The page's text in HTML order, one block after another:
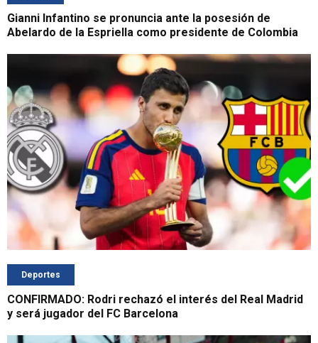
Gianni Infantino se pronuncia ante la posesión de
Abelardo de la Espriella como presidente de Colombia
Deportes
CONFIRMADO: Rodri rechazó el interés del Real Madrid
y será jugador del FC Barcelona